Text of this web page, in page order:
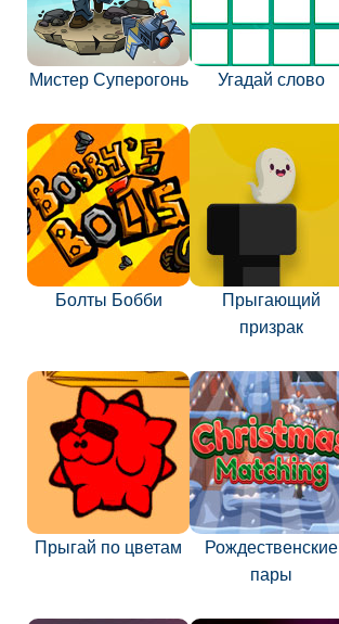
Мистер Суперогонь Угадай слово
Болты Бобби
Прыгающий
призрак
Прыгай по цветам
Рождественские
пары